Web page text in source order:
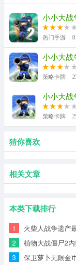
小小大战
热门手游
小小大战
策略卡牌
小小大战
策略卡牌
猜你喜欢
相关文章
本类下载排行
1 火柴人战争遗产
2 植物大战僵尸2
3 保卫萝卜无限金